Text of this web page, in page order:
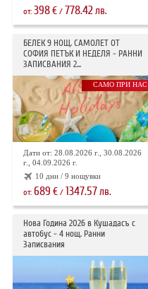
от: 398€/ 778.42лв.
БЕЛЕК 9 НОЩ. САМОЛЕТ ОТ
СОФИЯ ПЕТЪК И НЕДЕЛЯ - РАННИ
ЗАПИСВАНИЯ 2...
САМО ПРИ НАС
Дати от: 28.08.2026 г., 30.08.2026
г., 04.09.2026 г.
10 дни / 9 нощувки
от: 689 €/ 1347.57лв.
Нова Година 2026 в Кушадасъ с
автобус - 4 нощ. Ранни
Записвания